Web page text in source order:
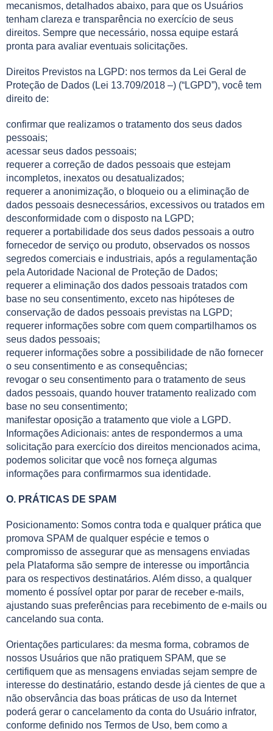
mecanismos, detalhados abaixo, para que os Usuários
tenham clareza e transparência no exercício de seus
direitos. Sempre que necessário, nossa equipe estará
pronta para avaliar eventuais solicitações.
Direitos Previstos na LGPD: nos termos da Lei Geral de
Proteção de Dados (Lei 13.709/2018 –) (“LGPD”), você tem
direito de:
confirmar que realizamos o tratamento dos seus dados
pessoais;
acessar seus dados pessoais;
requerer a correção de dados pessoais que estejam
incompletos, inexatos ou desatualizados;
requerer a anonimização, o bloqueio ou a eliminação de
dados pessoais desnecessários, excessivos ou tratados em
desconformidade com o disposto na LGPD;
requerer a portabilidade dos seus dados pessoais a outro
fornecedor de serviço ou produto, observados os nossos
segredos comerciais e industriais, após a regulamentação
pela Autoridade Nacional de Proteção de Dados;
requerer a eliminação dos dados pessoais tratados com
base no seu consentimento, exceto nas hipóteses de
conservação de dados pessoais previstas na LGPD;
requerer informações sobre com quem compartilhamos os
seus dados pessoais;
requerer informações sobre a possibilidade de não fornecer
o seu consentimento e as consequências;
revogar o seu consentimento para o tratamento de seus
dados pessoais, quando houver tratamento realizado com
base no seu consentimento;
manifestar oposição a tratamento que viole a LGPD.
Informações Adicionais: antes de respondermos a uma
solicitação para exercício dos direitos mencionados acima,
podemos solicitar que você nos forneça algumas
informações para confirmarmos sua identidade.
O. PRÁTICAS DE SPAM
Posicionamento: Somos contra toda e qualquer prática que
promova SPAM de qualquer espécie e temos o
compromisso de assegurar que as mensagens enviadas
pela Plataforma são sempre de interesse ou importância
para os respectivos destinatários. Além disso, a qualquer
momento é possível optar por parar de receber e-mails,
ajustando suas preferências para recebimento de e-mails ou
cancelando sua conta.
Orientações particulares: da mesma forma, cobramos de
nossos Usuários que não pratiquem SPAM, que se
certifiquem que as mensagens enviadas sejam sempre de
interesse do destinatário, estando desde já cientes de que a
não observância das boas práticas de uso da Internet
poderá gerar o cancelamento da conta do Usuário infrator,
conforme definido nos Termos de Uso, bem como a